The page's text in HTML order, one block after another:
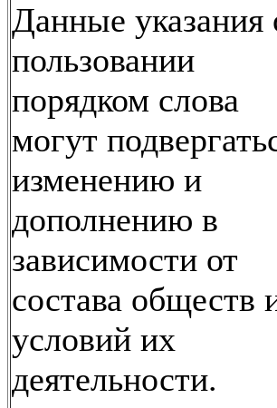
Данные указания
пользовании
порядком слова
могут
изменению и
дополнению в
зависимости от
состава обществ
условий их
деятельности.